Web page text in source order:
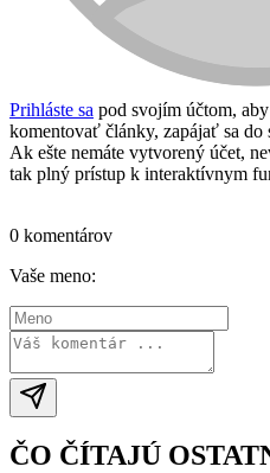
Prihláste sa pod svojím účtom,
komentovať články, zapájať sa do
Ak ešte nemáte vytvorený účet,
tak plný prístup k interaktívnym
0 komentárov
Vaše meno:
ČO ČÍTAJÚ